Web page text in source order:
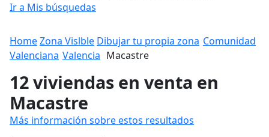
Ir a Mis búsquedas
HomeZona Vislble Dibujar tu propia zona Comunidad
Valenciana Valencia Macastre
12 viviendas en venta en
Macastre
Más información sobre estos resultados